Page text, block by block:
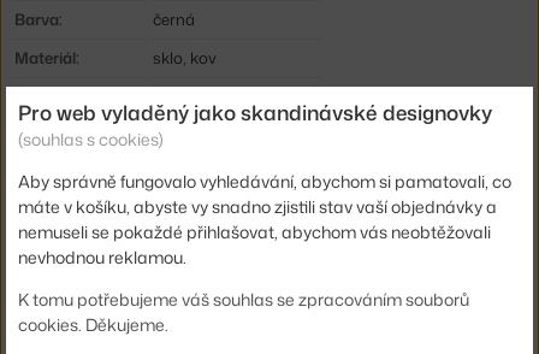
Barva:
černá
Materiál:
sklo, kov
Hlavní materiál:
kov
Patice / zdroj:
E27
Distribuce světla: nepřímé světlo
Zdroj součástí:
ne
Max Watt (LED):
Kód produktu
NRT-676
Pro web vyladěný jako skandinávské designovky
(souhlas s cookies)
Aby správně fungovalo vyhledávání, abychom si pamatovali, co
máte v košíku, abyste vy snadno zjistili stav vaší objednávky a
nemuseli se pokaždé přihlašovat, abychom vás neobtěžovali
nevhodnou reklamou.
K tomu potřebujeme váš souhlas se zpracováním souborů
cookies. Děkujeme.